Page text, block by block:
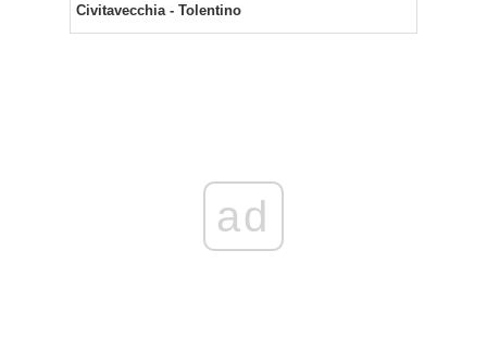
Civitavecchia - Tolentino
ad